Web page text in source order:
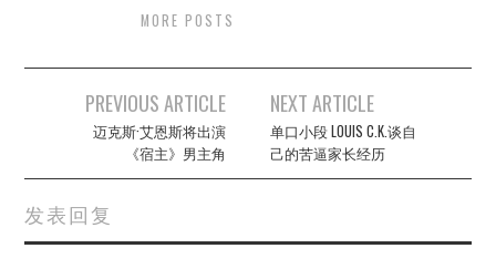
MORE POSTS
navigation
PREVIOUS ARTICLE
迈克斯·艾恩斯将出演
《宿主》男主角
NEXT ARTICLE
单口小段 LOUIS C.K.谈自
己的苦逼家长经历
发表回复